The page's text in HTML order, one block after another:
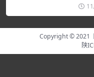
Copyright © 2021
陕